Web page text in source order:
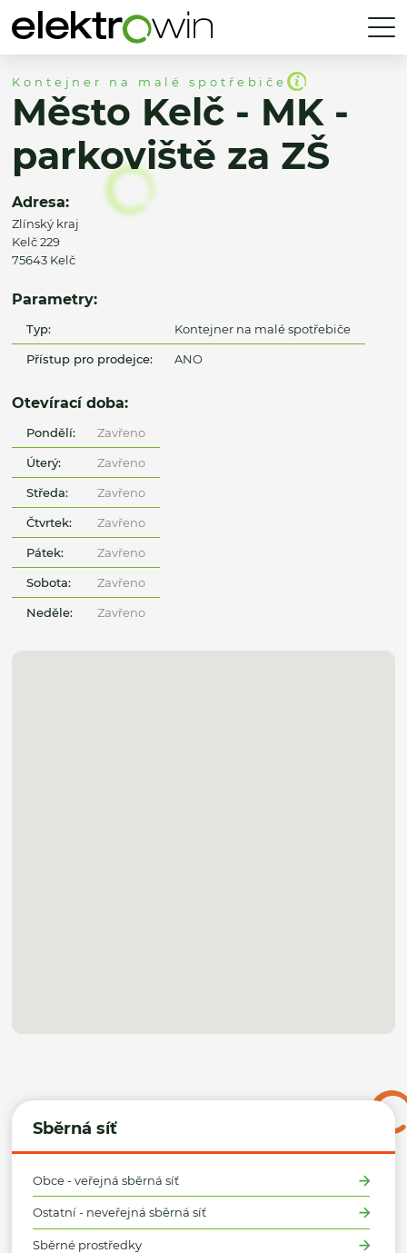
Sběrná síť
Obce - veřejná sběrná síť
Ostatní - neveřejná sběrná síť
Sběrné prostředky
Kontejner na malé spotřebiče
Město Kelč - MK -
parkoviště za ZŠ
Adresa:
Zlínský kraj
Kelč 229
75643 Kelč
Parametry:
Typ: Kontejner na malé spotřebiče
Přístup pro prodejce: ANO
Otevírací doba:
Pondělí: Zavřeno
Úterý: Zavřeno
Středa: Zavřeno
Čtvrtek: Zavřeno
Pátek: Zavřeno
Sobota: Zavřeno
Neděle: Zavřeno